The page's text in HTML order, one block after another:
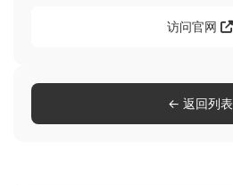
访问官网
← 返回列表